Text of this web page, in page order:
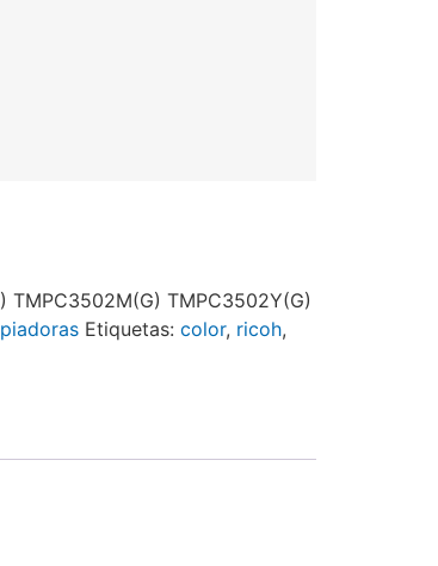
TMPC3502M(G) TMPC3502Y(G)
Etiquetas: color, ricoh,